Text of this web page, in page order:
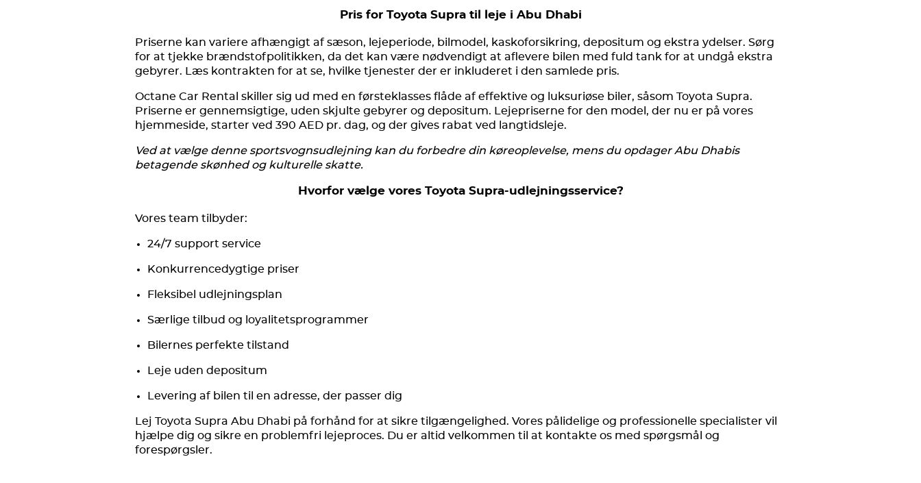
Pris for Toyota Supra til leje i Abu Dhabi
Priserne kan variere afhængigt af sæson, lejeperiode, bilmodel, kaskoforsikring, depositum og ekstra ydelser. Sørg
for at tjekke brændstofpolitikken, da det kan være nødvendigt at aflevere bilen med fuld tank for at undgå ekstra
gebyrer. Læs kontrakten for at se, hvilke tjenester der er inkluderet i den samlede pris.
Octane Car Rental skiller sig ud med en førsteklasses flåde af effektive og luksuriøse biler, såsom Toyota Supra.
Priserne er gennemsigtige, uden skjulte gebyrer og depositum. Lejepriserne for den model, der nu er på vores
hjemmeside, starter ved 390 AED pr. dag, og der gives rabat ved langtidsleje.
Ved at vælge denne sportsvognsudlejning kan du forbedre din køreoplevelse, mens du opdager Abu Dhabis
betagende skønhed og kulturelle skatte.
Hvorfor vælge vores Toyota Supra-udlejningsservice?
Vores team tilbyder:
24/7 support service
Konkurrencedygtige priser
Fleksibel udlejningsplan
Særlige tilbud og loyalitetsprogrammer
Bilernes perfekte tilstand
Leje uden depositum
Levering af bilen til en adresse, der passer dig
Lej Toyota Supra Abu Dhabi på forhånd for at sikre tilgængelighed. Vores pålidelige og professionelle specialister vil
hjælpe dig og sikre en problemfri lejeproces. Du er altid velkommen til at kontakte os med spørgsmål og
forespørgsler.